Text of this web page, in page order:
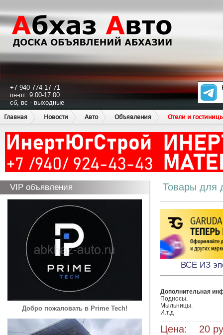
+7 940 774-17-71
пн-пт: 9:00-17:00
сб, вс - выходные
Главная
Новости Авто Объявления Отели и
VIP объявления
Добро пожаловать в Prime Tech!
Товары для
ВСЕ ИЗ
Дополнительная
Подносы.
Мыльницы.
И.т.д
Цена: 20